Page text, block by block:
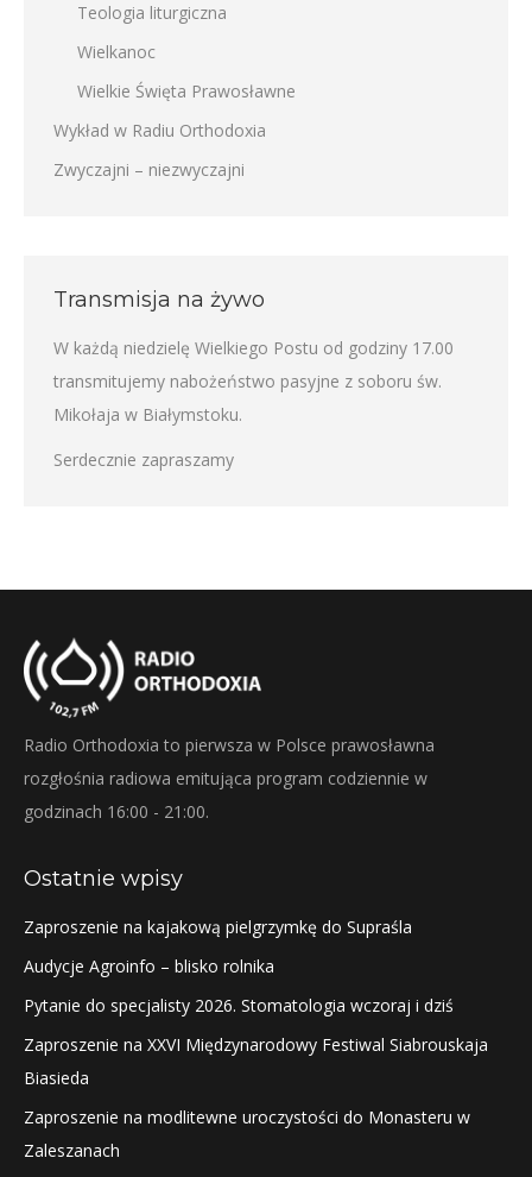
Teologia liturgiczna
Wielkanoc
Wielkie Święta Prawosławne
Wykład w Radiu Orthodoxia
Zwyczajni – niezwyczajni
Transmisja na żywo
W każdą niedzielę Wielkiego Postu od godziny 17.00
transmitujemy nabożeństwo pasyjne z soboru św.
Mikołaja w Białymstoku.
Serdecznie zapraszamy
Radio Orthodoxia to pierwsza w Polsce prawosławna
rozgłośnia radiowa emitująca program codziennie w
godzinach 16:00 - 21:00.
Ostatnie wpisy
Zaproszenie na kajakową pielgrzymkę do Supraśla
Audycje Agroinfo – blisko rolnika
Pytanie do specjalisty 2026. Stomatologia wczoraj i dziś
Zaproszenie na XXVI Międzynarodowy Festiwal Siabrouskaja
Biasieda
Zaproszenie na modlitewne uroczystości do Monasteru w
Zaleszanach